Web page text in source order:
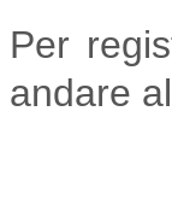
Per
andare